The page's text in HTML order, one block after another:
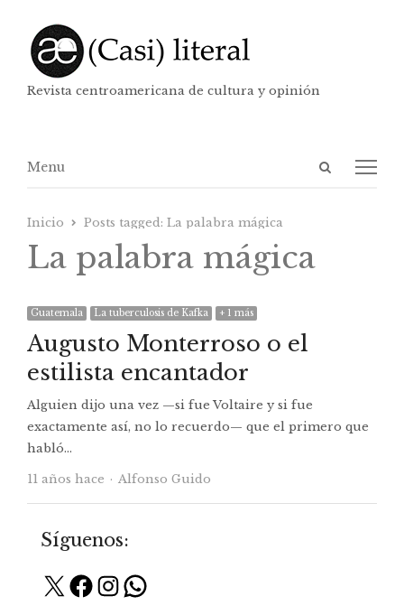
Revista centroamericana de cultura y opinión
Abrir
Menú
Menu
Inicio Posts tagged: La palabra mágica
La palabra mágica
Guatemala La tuberculosis de Kafka + 1 más
Augusto Monterroso o el
estilista encantador
Alguien dijo una vez —si fue Voltaire y si fue
exactamente así, no lo recuerdo— que el primero que
habló…
11 años hace
Autor
Alfonso Guido
Síguenos:
X Facebook
Instagram
WhatsApp